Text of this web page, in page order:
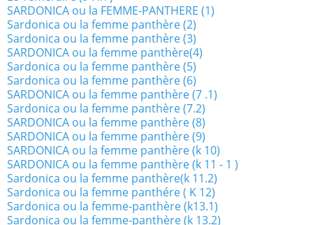
SARDONICA ou la FEMME-PANTHERE (1)
Sardonica ou la femme panthère (2)
Sardonica ou la femme panthère (3)
SARDONICA ou la femme panthère(4)
Sardonica ou la femme panthère (5)
Sardonica ou la femme panthère (6)
SARDONICA ou la femme panthère (7 .1)
Sardonica ou la femme panthère (7.2)
SARDONICA ou la femme panthère (8)
SARDONICA ou la femme panthère (9)
SARDONICA ou la femme panthère (k 10)
SARDONICA ou la femme panthère (k 11 - 1 )
Sardonica ou la femme panthère(k 11.2)
Sardonica ou la femme panthére ( K 12)
Sardonica ou la femme-panthère (k13.1)
Sardonica ou la femme-panthère (k 13.2)